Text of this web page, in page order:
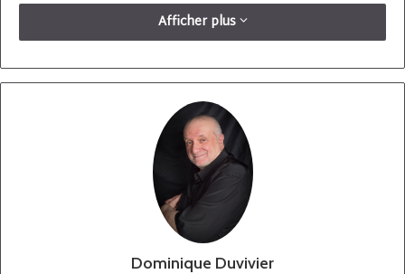
Afficher plus
Dominique Duvivier